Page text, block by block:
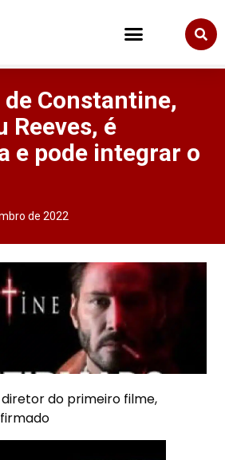
Constantine,
Reeves, é
e pode integrar o
de 2022
do primeiro filme,